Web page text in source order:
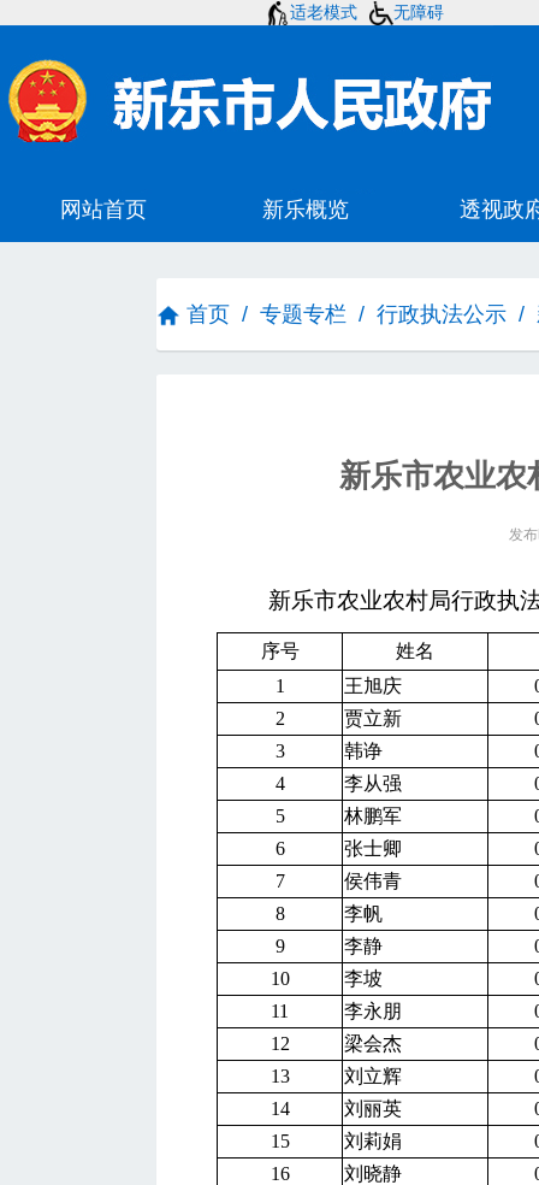
适老模式 无障碍
首页 / 专题专栏 / 行政执法公示 /
新乐市农业农
发
新乐市农业农村局行政执
序号
姓名
1
王旭庆
2
贾立新
3
韩诤
4
李从强
5
林鹏军
6
张士卿
7
侯伟青
8
李帆
9
李静
10
李坡
11
李永朋
12
梁会杰
13
刘立辉
14
刘丽英
15
刘莉娟
16
刘晓静